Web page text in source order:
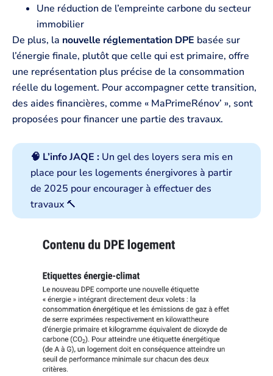
Une réduction de l’empreinte carbone du secteur
immobilier
De plus, la nouvelle réglementation DPE basée sur
l’énergie finale, plutôt que celle qui est primaire, offre
une représentation plus précise de la consommation
réelle du logement. Pour accompagner cette transition,
des aides financières, comme « MaPrimeRénov’ », sont
proposées pour financer une partie des travaux.
🧠 L’info JAQE : Un gel des loyers sera mis en
place pour les logements énergivores à partir
de 2025 pour encourager à effectuer des
travaux 🔨